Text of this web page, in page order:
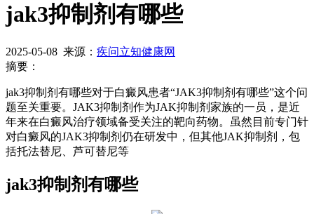
jak3抑制剂有哪些
2025-05-08 来源： 疾问立知健康网
摘要：
jak3抑制剂有哪些对于白癜风患者“JAK3抑制剂有哪些”这个问
题至关重要。JAK3抑制剂作为JAK抑制剂家族的一员，是近
年来在白癜风治疗领域备受关注的靶向药物。虽然目前专门针
对白癜风的JAK3抑制剂仍在研发中，但其他JAK抑制剂，包
括托法替尼、芦可替尼等
jak3抑制剂有哪些